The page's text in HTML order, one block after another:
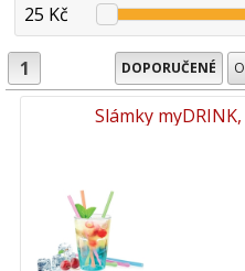
25 Kč
1 DOPORUČENÉ
Slámky